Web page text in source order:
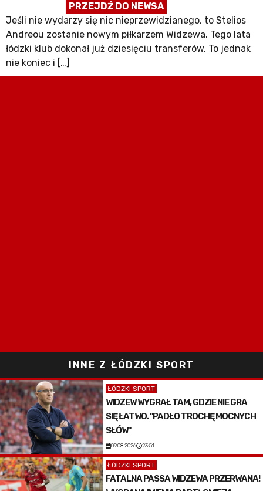
PRZEJDŹ DO NEWSA
Jeśli nie wydarzy się nic nieprzewidzianego, to Stelios
Andreou zostanie nowym piłkarzem Widzewa. Tego lata
łódzki klub dokonał już dziesięciu transferów. To jednak
nie koniec i […]
INNE Z ŁÓDZKI SPORT
ŁÓDZKI SPORT
WIDZEW WYGRAŁ TAM, GDZIE NIE GRA
SIĘ ŁATWO. "PADŁO TROCHĘ MOCNYCH
SŁÓW"
09.08.2026 23:51
ŁÓDZKI SPORT
FATALNA PASSA WIDZEWA PRZERWANA!